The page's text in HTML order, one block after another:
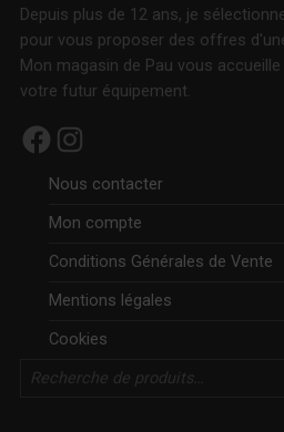
Depuis plus de 12 ans, je
pour vous proposer des offres
Mon magasin de Pau vous
votre futur équipement.
Facebook Instagram
Nous contacter
Mon compte
Conditions Générales de Vente
Mentions légales
Cookies